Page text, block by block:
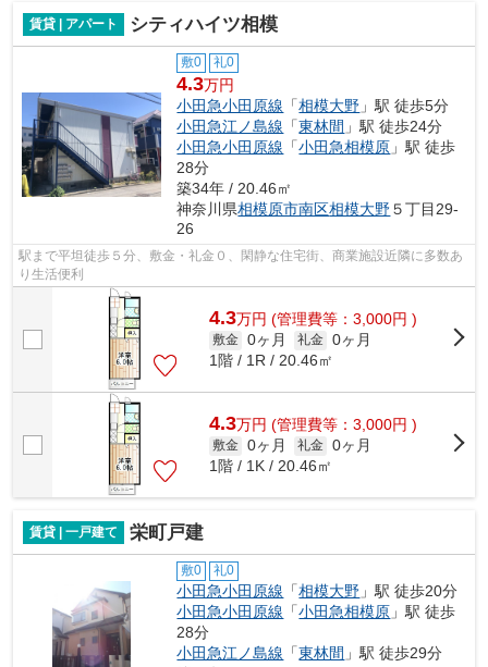
賃貸 | アパート シティハイツ相模
敷0 礼0
4.3万円
小田急小田原線 「相模大野 」駅 徒歩5分
小田急江ノ島線 「東林間 」駅 徒歩24分
小田急小田原線 「小田急相模原 」駅 徒歩
28分
築34年 / 20.46㎡
神奈川県相模原市南区相模大野５丁目29-
26
駅まで平坦徒歩５分、敷金・礼金０、閑静な住宅街、商業施設近隣に多数あ
り生活便利
4.3万円 (管理費等：3,000円 )
敷金 0ヶ月 礼金 0ヶ月
1階 / 1R / 20.46㎡
4.3万円 (管理費等：3,000円 )
敷金 0ヶ月 礼金 0ヶ月
1階 / 1K / 20.46㎡
賃貸 | 一戸建て 栄町戸建
敷0 礼0
小田急小田原線 「相模大野 」駅 徒歩20分
小田急小田原線 「小田急相模原 」駅 徒歩
28分
小田急江ノ島線 「東林間 」駅 徒歩29分